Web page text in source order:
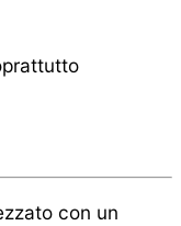
con un